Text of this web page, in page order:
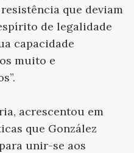
que deviam
de legalidade
capacidade
muito e
acrescentou em
que González
unir-se aos